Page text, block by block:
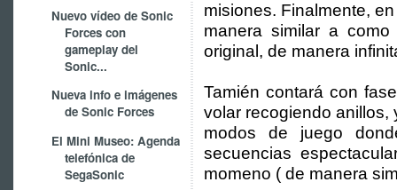
Nuevo vídeo de Sonic
Forces con
gameplay del
Sonic...
Nueva info e imágenes
de Sonic Forces
El Mini Museo: Agenda
telefónica de
SegaSonic
misiones. Finalmente,
manera similar a
original, de manera
Tamién contará con
volar recogiendo
modos de juego
secuencias
momeno ( de manera